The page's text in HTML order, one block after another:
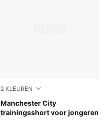
2 KLEUREN
Manchester City
trainingsshort voor jongeren
Blue Jewel-Dewdrop